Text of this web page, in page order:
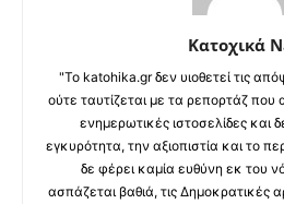
Κατοχικά
"Το katohika.gr δεν υιοθετεί τις
ούτε ταυτίζεται με τα ρεπορτάζ που
ενημερωτικές ιστοσελίδες και
εγκυρότητα, την αξιοπιστία και το
δε φέρει καμία ευθύνη εκ του
ασπάζεται βαθιά, τις Δημοκρατικές